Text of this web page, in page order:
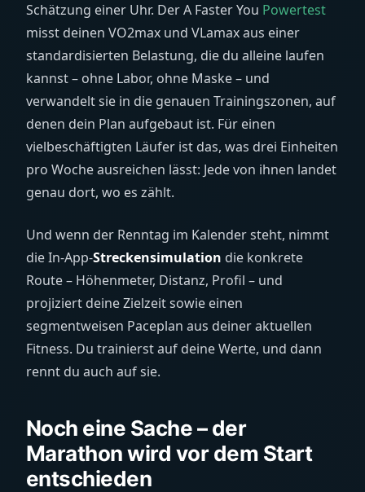
Schätzung einer Uhr. Der A Faster You Powertest
misst deinen VO2max und VLamax aus einer
standardisierten Belastung, die du alleine laufen
kannst – ohne Labor, ohne Maske – und
verwandelt sie in die genauen Trainingszonen, auf
denen dein Plan aufgebaut ist. Für einen
vielbeschäftigten Läufer ist das, was drei Einheiten
pro Woche ausreichen lässt: Jede von ihnen landet
genau dort, wo es zählt.
Und wenn der Renntag im Kalender steht, nimmt
die In-App-Streckensimulation die konkrete
Route – Höhenmeter, Distanz, Profil – und
projiziert deine Zielzeit sowie einen
segmentweisen Paceplan aus deiner aktuellen
Fitness. Du trainierst auf deine Werte, und dann
rennt du auch auf sie.
Noch eine Sache – der
Marathon wird vor dem Start
entschieden